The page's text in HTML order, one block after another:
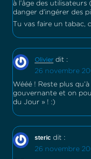
à l’âge des
danger d’ingérer des
Tu vas faire un tabac,
Olivier dit :
26 novembre
Wééé ! Reste plus
gouvernante et on
du Jour » ! :)
steric dit :
26 novembre